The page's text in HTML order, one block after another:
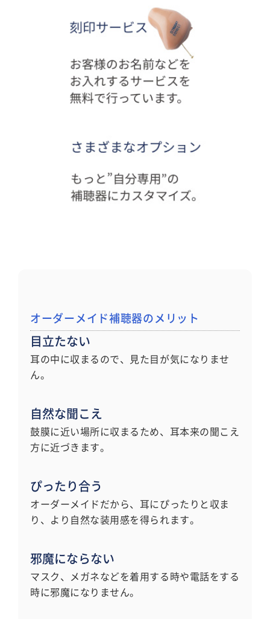
オーダーメイド補聴器のメリット
目立たない
耳の中に収まるので、見た目が気になりませ
ん。
自然な聞こえ
鼓膜に近い場所に収まるため、耳本来の聞こえ
方に近づきます。
ぴったり合う
オーダーメイドだから、耳にぴったりと収ま
り、より自然な装用感を得られます。
邪魔にならない
マスク、メガネなどを着用する時や電話をする
時に邪魔になりません。